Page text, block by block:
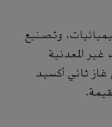
وتصنيع
المعدنية
ثاني أكسيد